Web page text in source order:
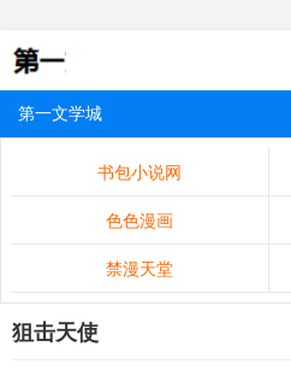
第一文学城
书包小说网
色色漫画
禁漫天堂
狙击天使